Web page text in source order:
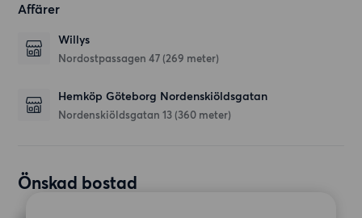
Affärer
Willys
Nordostpassagen 47 (269 meter)
Hemköp Göteborg Nordenskiöldsgatan
Nordenskiöldsgatan 13 (360 meter)
Önskad bostad